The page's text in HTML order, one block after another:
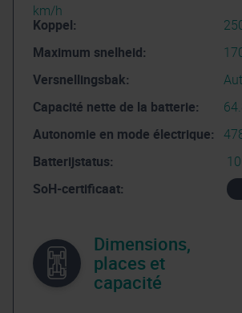
km/h
Koppel:
Maximum snelheid:
Versnellingsbak:
Capacité nette de la batterie:
Autonomie en mode électrique:
Batterijstatus:
SoH-certificaat:
Dimensions,
places et
capacité